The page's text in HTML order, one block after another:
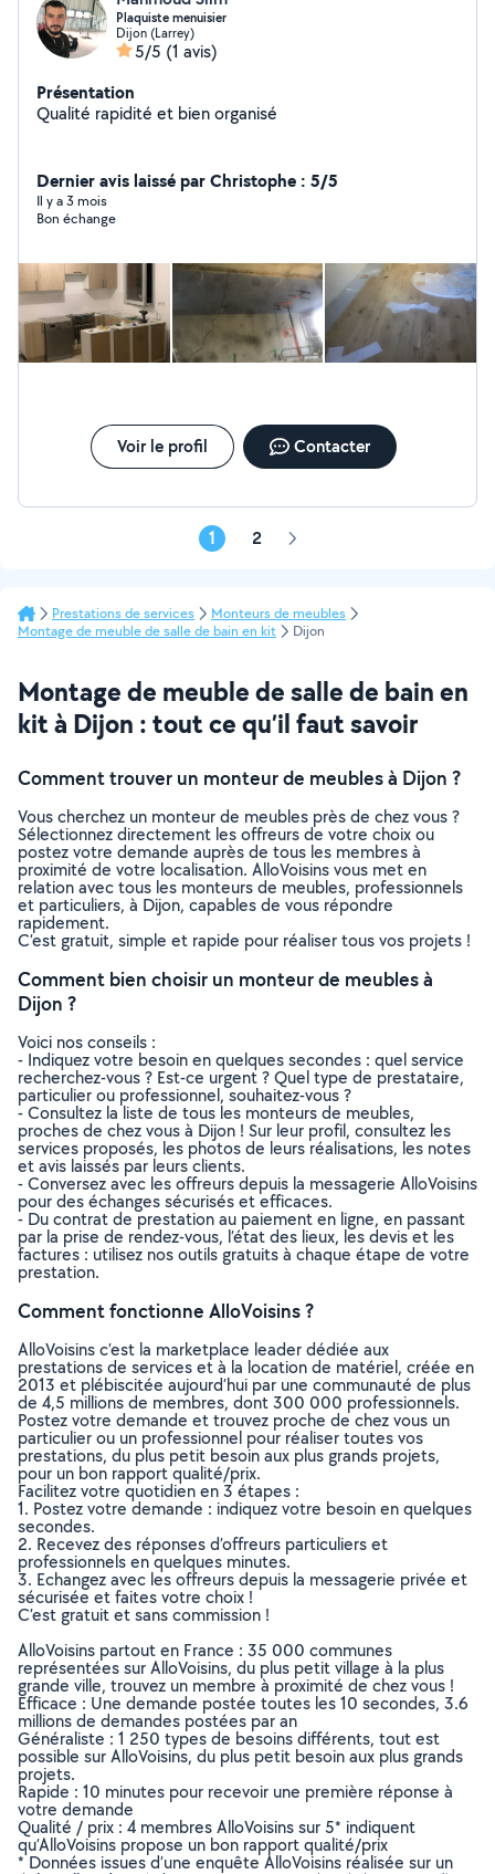
Plaquiste menuisier
Dijon (Larrey)
5/5 (1 avis)
Présentation
Qualité rapidité et bien organisé
Dernier avis laissé par Christophe : 5/5
Il y a 3 mois
Bon échange
Voir le profil Contacter
1 2 Page
Prestations de services
Monteurs de meubles
Montage de meuble de salle de bain en kit
Dijon
Montage de meuble de salle de bain en
kit à Dijon : tout ce qu’il faut savoir
Comment trouver un monteur de meubles à Dijon ?
Vous cherchez un monteur de meubles près de chez vous ?
Sélectionnez directement les offreurs de votre choix ou
postez votre demande auprès de tous les membres à
proximité de votre localisation. AlloVoisins vous met en
relation avec tous les monteurs de meubles, professionnels
et particuliers, à Dijon, capables de vous répondre
rapidement.
C’est gratuit, simple et rapide pour réaliser tous vos projets !
Comment bien choisir un monteur de meubles à
Dijon ?
Voici nos conseils :
- Indiquez votre besoin en quelques secondes : quel service
recherchez-vous ? Est-ce urgent ? Quel type de prestataire,
particulier ou professionnel, souhaitez-vous ?
- Consultez la liste de tous les monteurs de meubles,
proches de chez vous à Dijon ! Sur leur profil, consultez les
services proposés, les photos de leurs réalisations, les notes
et avis laissés par leurs clients.
- Conversez avec les offreurs depuis la messagerie AlloVoisins
pour des échanges sécurisés et efficaces.
- Du contrat de prestation au paiement en ligne, en passant
par la prise de rendez-vous, l’état des lieux, les devis et les
factures : utilisez nos outils gratuits à chaque étape de votre
prestation.
Comment fonctionne AlloVoisins ?
AlloVoisins c’est la marketplace leader dédiée aux
prestations de services et à la location de matériel, créée en
2013 et plébiscitée aujourd’hui par une communauté de plus
de 4,5 millions de membres, dont 300 000 professionnels.
Postez votre demande et trouvez proche de chez vous un
particulier ou un professionnel pour réaliser toutes vos
prestations, du plus petit besoin aux plus grands projets,
pour un bon rapport qualité/prix.
Facilitez votre quotidien en 3 étapes :
1. Postez votre demande : indiquez votre besoin en quelques
secondes.
2. Recevez des réponses d’offreurs particuliers et
professionnels en quelques minutes.
3. Echangez avec les offreurs depuis la messagerie privée et
sécurisée et faites votre choix !
C’est gratuit et sans commission !
AlloVoisins partout en France : 35 000 communes
représentées sur AlloVoisins, du plus petit village à la plus
grande ville, trouvez un membre à proximité de chez vous !
Efficace : Une demande postée toutes les 10 secondes, 3.6
millions de demandes postées par an
Généraliste : 1 250 types de besoins différents, tout est
possible sur AlloVoisins, du plus petit besoin aux plus grands
projets.
Rapide : 10 minutes pour recevoir une première réponse à
votre demande
Qualité / prix : 4 membres AlloVoisins sur 5* indiquent
qu’AlloVoisins propose un bon rapport qualité/prix
* Données issues d’une enquête AlloVoisins réalisée sur un